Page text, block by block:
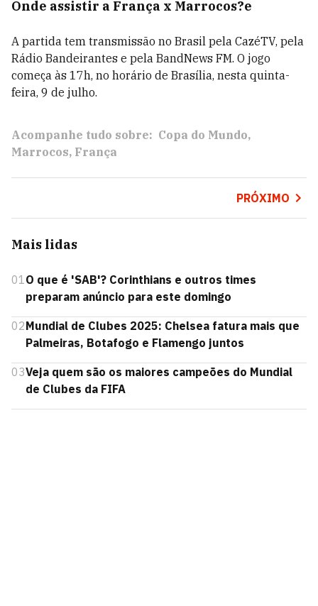
Onde assistir a França x Marrocos?e
A partida tem transmissão no Brasil pela CazéTV, pela
Rádio Bandeirantes e pela BandNews FM. O jogo
começa às 17h, no horário de Brasília, nesta quinta-
feira, 9 de julho.
Acompanhe tudo sobre: Copa do Mundo
Marrocos França
PRÓXIMO
Mais lidas
01O que é 'SAB'? Corinthians e outros times
preparam anúncio para este domingo
02Mundial de Clubes 2025: Chelsea fatura mais que
Palmeiras, Botafogo e Flamengo juntos
03Veja quem são os maiores campeões do Mundial
de Clubes da FIFA